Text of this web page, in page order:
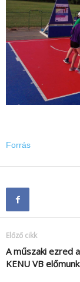
Forrás
Előző cikk
A műszaki ezred
KENU VB